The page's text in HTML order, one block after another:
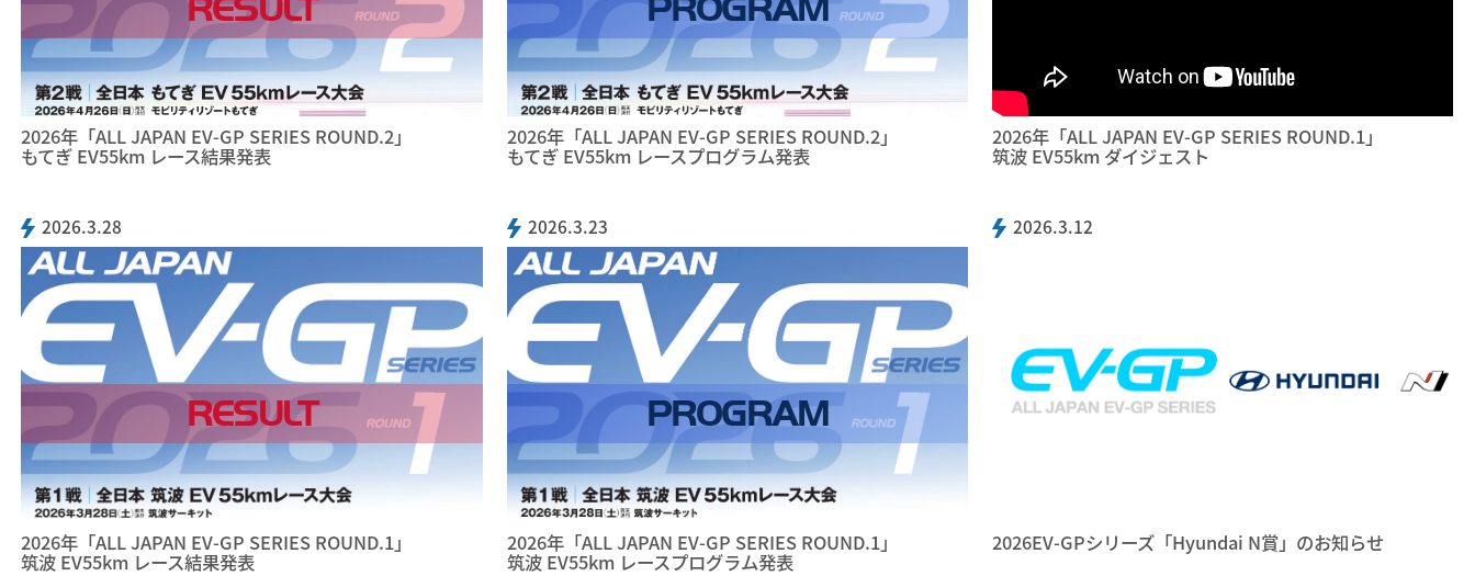
RESULT
2026年「ALL JAPAN EV-GP SERIES ROUND.2」
もてぎ EV55km レース結果発表
PROGRAM
2026年「ALL JAPAN EV-GP SERIES ROUND.2」
もてぎ EV55km レースプログラム発表
2026年「ALL JAPAN EV-GP SERIES ROUND.1」
筑波 EV55km ダイジェスト
2026.3.28
RESULT
2026年「ALL JAPAN EV-GP SERIES ROUND.1」
筑波 EV55km レース結果発表
2026.3.23
PROGRAM
2026年「ALL JAPAN EV-GP SERIES ROUND.1」
筑波 EV55km レースプログラム発表
2026.3.12
2026EV-GPシリーズ「Hyundai N賞」のお知らせ